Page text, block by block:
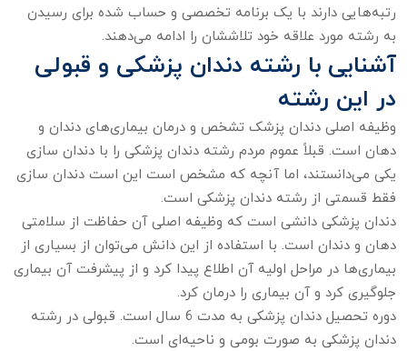
رتبه‌هایی دارند با یک برنامه تخصصی و حساب شده برای رسیدن
به رشته مورد علاقه خود تلاششان را ادامه می‌دهند.
آشنایی با رشته دندان پزشکی و قبولی
در این رشته
وظیفه اصلی دندان پزشک تشخص و درمان بیماری‌های دندان و
دهان است. قبلاً عموم مردم رشته دندان پزشکی را با دندان سازی
یکی می‌دانستند، اما آنچه که مشخص است این است دندان سازی
فقط قسمتی از رشته دندان پزشکی است.
دندان پزشکی دانشی است که وظیفه اصلی آن حفاظت از سلامتی
دهان و دندان است. با استفاده از این دانش می‌توان از بسیاری از
بیماری‌ها در مراحل اولیه آن اطلاع پیدا کرد و از پیشرفت آن بیماری
جلوگیری کرد و آن بیماری را درمان کرد.
دوره تحصیل دندان پزشکی به مدت 6 سال است. قبولی در رشته
دندان پزشکی به صورت بومی و ناحیه‌ای است.